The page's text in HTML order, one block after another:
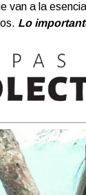
van a la
Lo